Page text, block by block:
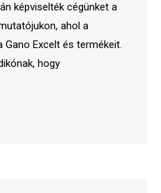
képviselték cégünket a
ahol a
Excelt és termékeit.
hogy